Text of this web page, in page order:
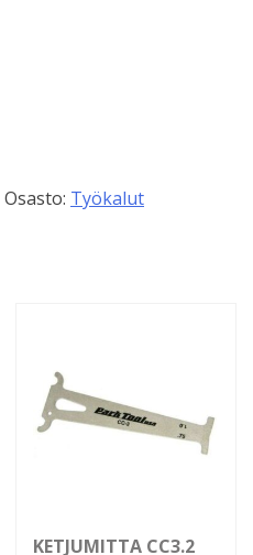
Osasto: Työkalut
KETJUMITTA CC3.2